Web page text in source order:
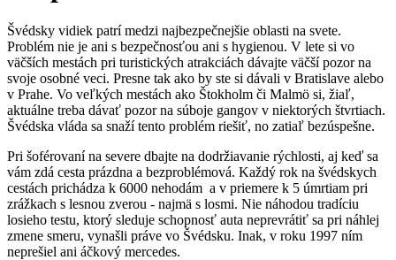
Švédsky vidiek patrí medzi najbezpečnejšie oblasti na svete.
Problém nie je ani s bezpečnosťou ani s hygienou. V lete si vo
väčších mestách pri turistických atrakciách dávajte väčší pozor na
svoje osobné veci. Presne tak ako by ste si dávali v Bratislave alebo
v Prahe. Vo veľkých mestách ako Štokholm či Malmö si, žiaľ,
aktuálne treba dávať pozor na súboje gangov v niektorých štvrtiach.
Švédska vláda sa snaží tento problém riešiť, no zatiaľ bezúspešne.
Pri šoférovaní na severe dbajte na dodržiavanie rýchlosti, aj keď sa
vám zdá cesta prázdna a bezproblémová. Každý rok na švédskych
cestách prichádza k 6000 nehodám a v priemere k 5 úmrtiam pri
zrážkach s lesnou zverou - najmä s losmi. Nie náhodou tradíciu
losieho testu, ktorý sleduje schopnosť auta neprevrátiť sa pri náhlej
zmene smeru, vynašli práve vo Švédsku. Inak, v roku 1997 ním
neprešiel ani áčkový mercedes.